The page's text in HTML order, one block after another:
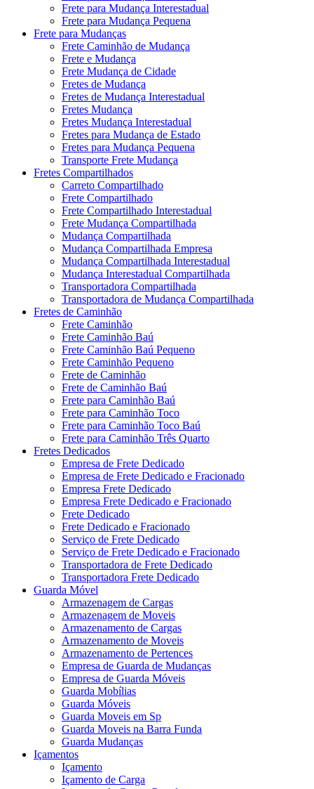
Frete para Mudança Interestadual
Frete para Mudança Pequena
Frete para Mudanças
Frete Caminhão de Mudança
Frete e Mudança
Frete Mudança de Cidade
Fretes de Mudança
Fretes de Mudança Interestadual
Fretes Mudança
Fretes Mudança Interestadual
Fretes para Mudança de Estado
Fretes para Mudança Pequena
Transporte Frete Mudança
Fretes Compartilhados
Carreto Compartilhado
Frete Compartilhado
Frete Compartilhado Interestadual
Frete Mudança Compartilhada
Mudança Compartilhada
Mudança Compartilhada Empresa
Mudança Compartilhada Interestadual
Mudança Interestadual Compartilhada
Transportadora Compartilhada
Transportadora de Mudança Compartilhada
Fretes de Caminhão
Frete Caminhão
Frete Caminhão Baú
Frete Caminhão Baú Pequeno
Frete Caminhão Pequeno
Frete de Caminhão
Frete de Caminhão Baú
Frete para Caminhão Baú
Frete para Caminhão Toco
Frete para Caminhão Toco Baú
Frete para Caminhão Três Quarto
Fretes Dedicados
Empresa de Frete Dedicado
Empresa de Frete Dedicado e Fracionado
Empresa Frete Dedicado
Empresa Frete Dedicado e Fracionado
Frete Dedicado
Frete Dedicado e Fracionado
Serviço de Frete Dedicado
Serviço de Frete Dedicado e Fracionado
Transportadora de Frete Dedicado
Transportadora Frete Dedicado
Guarda Móvel
Armazenagem de Cargas
Armazenagem de Moveis
Armazenamento de Cargas
Armazenamento de Moveis
Armazenamento de Pertences
Empresa de Guarda de Mudanças
Empresa de Guarda Móveis
Guarda Mobílias
Guarda Móveis
Guarda Moveis em Sp
Guarda Moveis na Barra Funda
Guarda Mudanças
Içamentos
Içamento
Içamento de Carga